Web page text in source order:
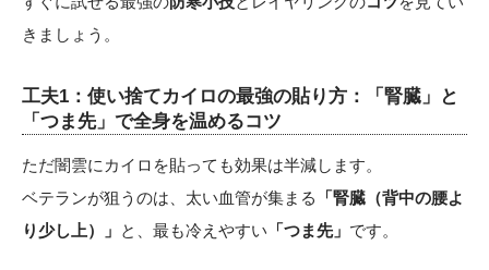
きましょう。
工夫1：使い捨てカイロの最強の貼り方：「腎臓」と
「つま先」で全身を温めるコツ
ただ闇雲にカイロを貼っても効果は半減します。
ベテランが狙うのは、太い血管が集まる
「腎臓（背中の腰よ
り少し上）」 と、最も冷えやすい 「つま先」 です。